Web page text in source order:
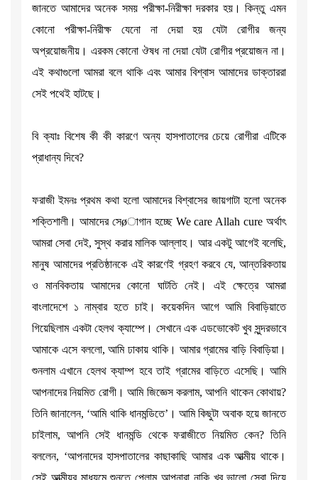
জানতে আমাদের অনেক সময় পরীক্ষা-নিরীক্ষা দরকার হয়। কিন্তু এমন
কোনো পরীক্ষা-নিরীক্ষ যেনো না দেয়া হয় যেটা রোগীর জন্য
অপ্রয়োজনীয়। এরকম কোনো ঔষধ না দেয়া যেটা রোগীর প্রয়োজন না।
এই কথাগুলো আমরা বলে থাকি এবং আমার বিশ্বাস আমাদের ডাক্তাররা
সেই পথেই হাটছে।
বি ক্যাঃ বিশেষ কী কী কারণে অন্য হাসপাতালের চেয়ে রোগীরা এটিকে
প্রাধান্য দিবে?
ফরাজী ইমনঃ প্রথম কথা হলো আমাদের বিশ্বাসের জায়গাটা হলো অনেক
শক্তিশালী। আমাদের সেøাগান হচ্ছে We care Allah cure অর্থাৎ
আমরা সেবা দেই, সুস্থ করার মালিক আল্লাহ। আর একটু আগেই বলেছি,
মানুষ আমাদের প্রতিষ্ঠানকে এই কারণেই গ্রহণ করবে যে, আন্তরিকতায়
ও মানবিকতায় আমাদের কোনো ঘাটতি নেই। এই ক্ষেত্রে আমরা
বাংলাদেশে ১ নাম্বার হতে চাই। কয়েকদিন আগে আমি বিবাড়িয়াতে
গিয়েছিলাম একটা হেলথ ক্যাম্পে। সেখানে এক এডভোকেট খুব সুন্দরভাবে
আমাকে এসে বললো, আমি ঢাকায় থাকি। আমার গ্রামের বাড়ি বিবাড়িয়া।
শুনলাম এখানে হেলথ ক্যাম্প হবে তাই গ্রামের বাড়িতে এসেছি। আমি
আপনাদের নিয়মিত রোগী। আমি জিজ্ঞেস করলাম, আপনি থাকেন কোথায়?
তিনি জানালেন, ‘আমি থাকি ধানমন্ডিতে’। আমি কিছুটা অবাক হয়ে জানতে
চাইলাম, আপনি সেই ধানমন্ডি থেকে ফরাজীতে নিয়মিত কেন? তিনি
বললেন, ‘আপনাদের হাসপাতালের কাছাকাছি আমার এক আত্মীয় থাকে।